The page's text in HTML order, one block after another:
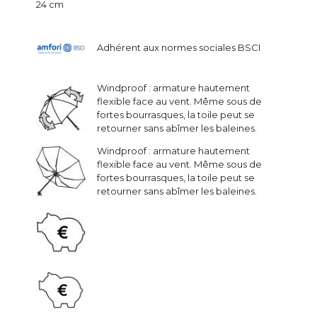
24 cm
Adhérent aux normes sociales BSCI
Windproof : armature hautement
flexible face au vent. Même sous de
fortes bourrasques, la toile peut se
retourner sans abîmer les baleines.
Windproof : armature hautement
flexible face au vent. Même sous de
fortes bourrasques, la toile peut se
retourner sans abîmer les baleines.